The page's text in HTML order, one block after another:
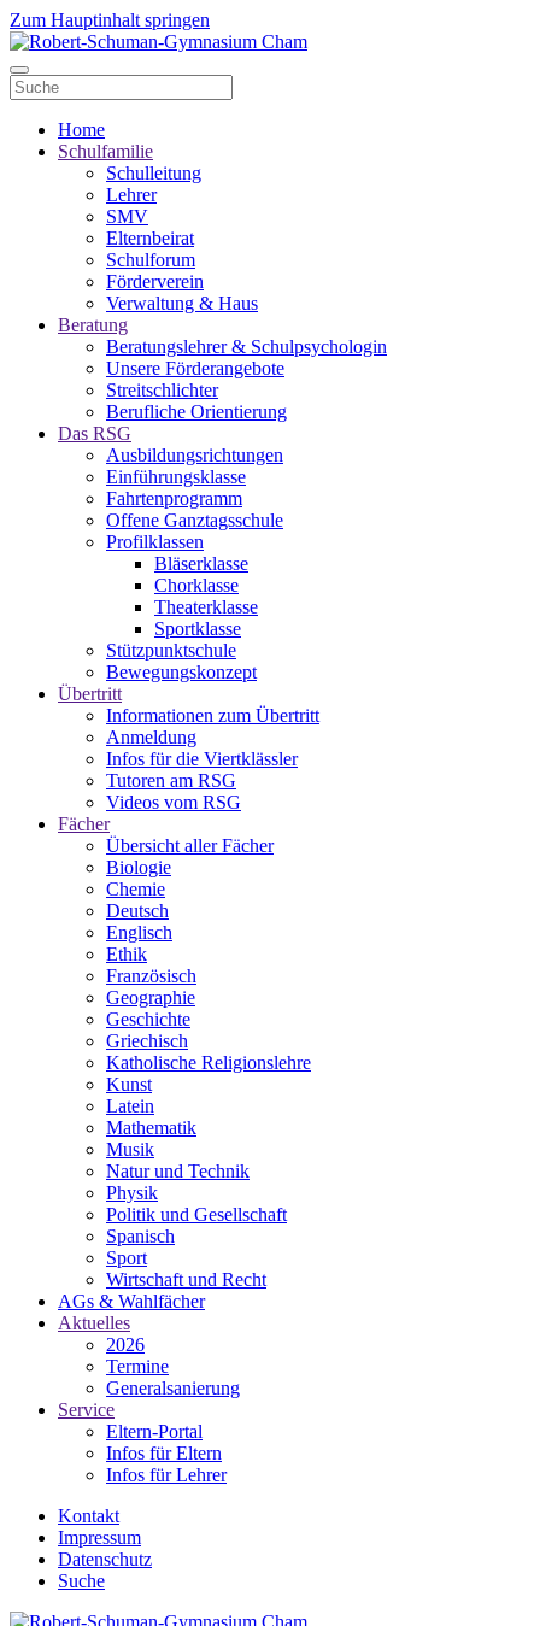
Zum Hauptinhalt springen
Home
Schulfamilie
Schulleitung
Lehrer
SMV
Elternbeirat
Schulforum
Förderverein
Verwaltung & Haus
Beratung
Beratungslehrer & Schulpsychologin
Unsere Förderangebote
Streitschlichter
Berufliche Orientierung
Das RSG
Ausbildungsrichtungen
Einführungsklasse
Fahrtenprogramm
Offene Ganztagsschule
Profilklassen
Bläserklasse
Chorklasse
Theaterklasse
Sportklasse
Stützpunktschule
Bewegungskonzept
Übertritt
Informationen zum Übertritt
Anmeldung
Infos für die Viertklässler
Tutoren am RSG
Videos vom RSG
Fächer
Übersicht aller Fächer
Biologie
Chemie
Deutsch
Englisch
Ethik
Französisch
Geographie
Geschichte
Griechisch
Katholische Religionslehre
Kunst
Latein
Mathematik
Musik
Natur und Technik
Physik
Politik und Gesellschaft
Spanisch
Sport
Wirtschaft und Recht
AGs & Wahlfächer
Aktuelles
2026
Termine
Generalsanierung
Service
Eltern-Portal
Infos für Eltern
Infos für Lehrer
Kontakt
Impressum
Datenschutz
Suche